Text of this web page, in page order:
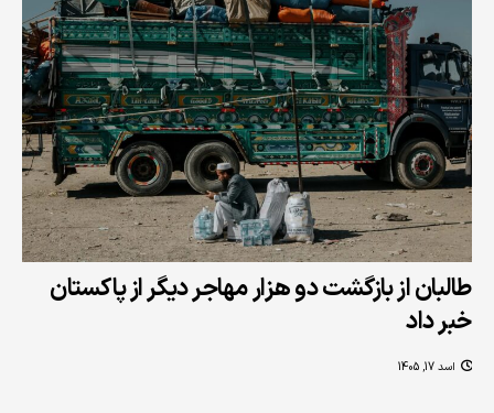
طالبان از بازگشت دو هزار مهاجر دیگر از پاکستان
خبر داد
اسد 17, 1405